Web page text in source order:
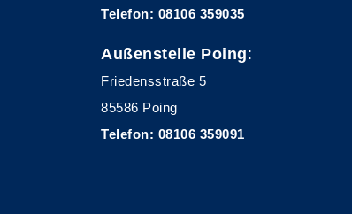
Telefon: 08106 359035
Außenstelle Poing:
Friedensstraße 5
85586 Poing
Telefon: 08106 359091